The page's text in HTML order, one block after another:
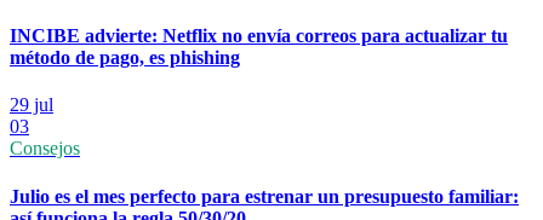
INCIBE advierte: Netflix no envía correos para actualizar tu
método de pago, es phishing
29 jul
03
Consejos
Julio es el mes perfecto para estrenar un presupuesto familiar: